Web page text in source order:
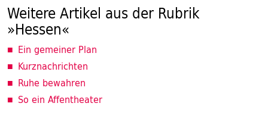
Weitere Artikel aus der Rubrik
»Hessen«
Ein gemeiner Plan
Kurznachrichten
Ruhe bewahren
So ein Affentheater